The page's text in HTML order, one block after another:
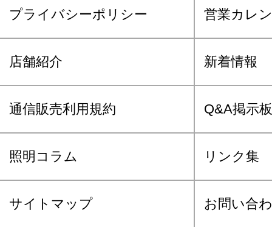
プライバシーポリシー 営業カレ
店舗紹介 新着情報
通信販売利用規約 Q&A掲示板
照明コラム リンク集
サイトマップ お問い合